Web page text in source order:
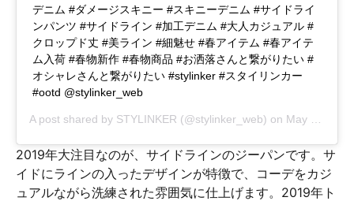
デニム #ダメージスキニー #スキニーデニム #サイドライ
ンパンツ #サイドライン #加工デニム #大人カジュアル #
クロップド丈 #美ライン #細魅せ #春アイテム #春アイテ
ム入荷 #春物新作 #春物商品 #お洒落さんと繋がりたい #
オシャレさんと繋がりたい #stylinker #スタイリンカー
#ootd @stylinker_web
A post shared by STYLINKER (@stylinker_web) on May 7, 2017 at 8:24pm PDT
2019年大注目なのが、サイドラインのジーパンです。サ
イドにラインの入ったデザインが特徴で、コーデをカジ
ュアルながら洗練された雰囲気に仕上げます。2019年ト